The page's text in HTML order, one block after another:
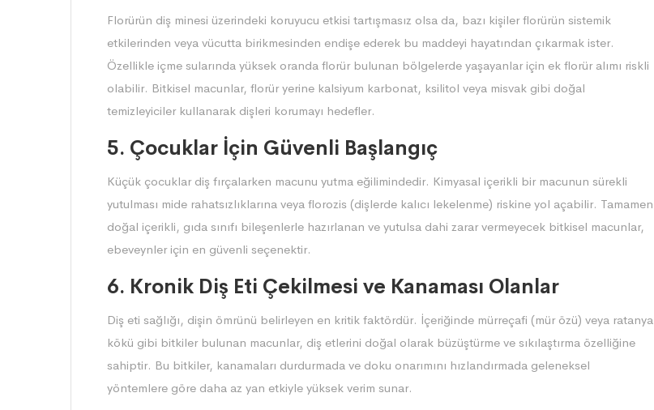
Florürün diş minesi üzerindeki koruyucu etkisi tartışmasız olsa da, bazı kişiler florürün sistemik
etkilerinden veya vücutta birikmesinden endişe ederek bu maddeyi hayatından çıkarmak ister.
Özellikle içme sularında yüksek oranda florür bulunan bölgelerde yaşayanlar için ek florür alımı riskli
olabilir. Bitkisel macunlar, florür yerine kalsiyum karbonat, ksilitol veya misvak gibi doğal
temizleyiciler kullanarak dişleri korumayı hedefler.
5. Çocuklar İçin Güvenli Başlangıç
Küçük çocuklar diş fırçalarken macunu yutma eğilimindedir. Kimyasal içerikli bir macunun sürekli
yutulması mide rahatsızlıklarına veya florozis (dişlerde kalıcı lekelenme) riskine yol açabilir. Tamamen
doğal içerikli, gıda sınıfı bileşenlerle hazırlanan ve yutulsa dahi zarar vermeyecek bitkisel macunlar,
ebeveynler için en güvenli seçenektir.
6. Kronik Diş Eti Çekilmesi ve Kanaması Olanlar
Diş eti sağlığı, dişin ömrünü belirleyen en kritik faktördür. İçeriğinde mürreçafi (mür özü) veya ratanya
kökü gibi bitkiler bulunan macunlar, diş etlerini doğal olarak büzüştürme ve sıkılaştırma özelliğine
sahiptir. Bu bitkiler, kanamaları durdurmada ve doku onarımını hızlandırmada geleneksel
yöntemlere göre daha az yan etkiyle yüksek verim sunar.